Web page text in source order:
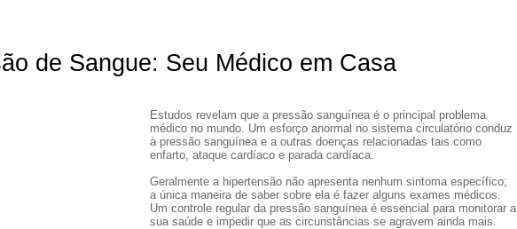
de Sangue: Seu Médico em Casa
Estudos revelam que a pressão sanguínea é o principal problema
médico no mundo. Um esforço anormal no sistema circulatório conduz
à pressão sanguínea e a outras doenças relacionadas tais como
enfarto, ataque cardíaco e parada cardíaca.
Geralmente a hipertensão não apresenta nenhum sintoma específico;
a única maneira de saber sobre ela é fazer alguns exames médicos.
Um controle regular da pressão sanguínea é essencial para monitorar a
sua saúde e impedir que as circunstâncias se agravem ainda mais.